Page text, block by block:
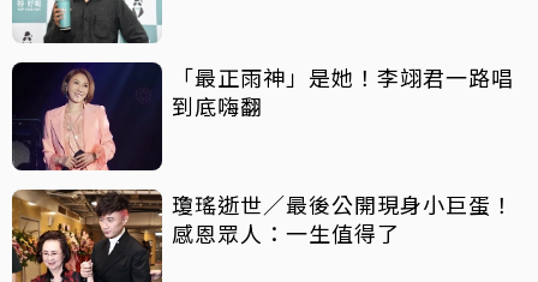
「最正雨神」是她！李翊君一路唱
到底嗨翻
瓊瑤逝世／最後公開現身小巨蛋！
感恩眾人：一生值得了